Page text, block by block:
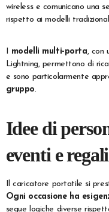
wireless e comunicano una
rispetto ai modelli
I modelli multi-porta, con
Lightning, permettono di
e sono particolarmente
gruppo.
Idee di
eventi e
Il caricatore portatile si
Ogni occasione ha
segue logiche diverse